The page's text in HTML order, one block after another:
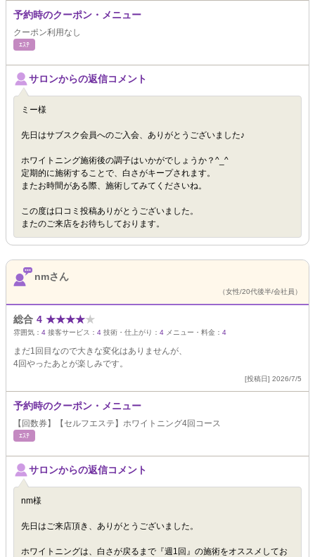
予約時のクーポン・メニュー
クーポン利用なし
ｴｽﾃ
サロンからの返信コメント
ミー様
先日はサブスク会員へのご入会、ありがとうございました♪
ホワイトニング施術後の調子はいかがでしょうか？^_^
定期的に施術することで、白さがキープされます。
またお時間がある際、施術してみてくださいね。
この度は口コミ投稿ありがとうございました。
またのご来店をお待ちしております。
nmさん
（女性/20代後半/会社員）
総合 4 ★★★★★
雰囲気： 4 接客サービス： 4 技術・仕上がり： 4 メニュー・料金： 4
まだ1回目なので大きな変化はありませんが、
4回やったあとが楽しみです。
[投稿日] 2026/7/5
予約時のクーポン・メニュー
【回数券】【セルフエステ】ホワイトニング4回コース
ｴｽﾃ
サロンからの返信コメント
nm様
先日はご来店頂き、ありがとうございました。
ホワイトニングは、白さが戻るまで『週1回』の施術をオススメしてお